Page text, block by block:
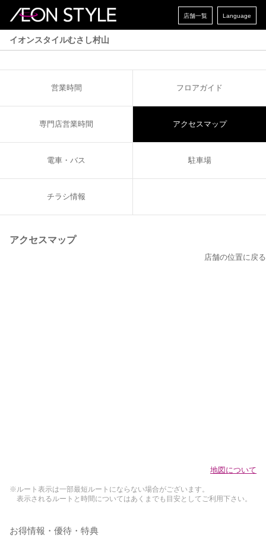
店舗一覧 Language
イオンスタイルむさし村山
営業時間 フロアガイド
専門店営業時間 アクセスマップ
電車・バス 駐車場
チラシ情報
アクセスマップ
店舗の位置に戻る
地図について
※ルート表示は一部最短ルートにならない場合がございます。
表示されるルートと時間についてはあくまでも目安としてご利用下さい。
お得情報・優待・特典